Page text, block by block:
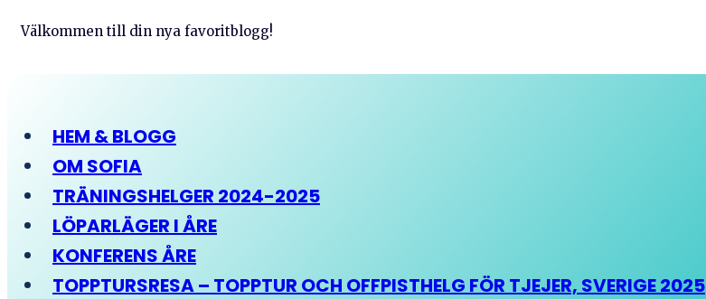
Välkommen till din nya favoritblogg!
HEM & BLOGG
OM SOFIA
TRÄNINGSHELGER 2024-2025
LÖPARLÄGER I ÅRE
KONFERENS ÅRE
TOPPTURSRESA – TOPPTUR OCH OFFPISTHELG FÖR TJEJER, SVERIGE 2025